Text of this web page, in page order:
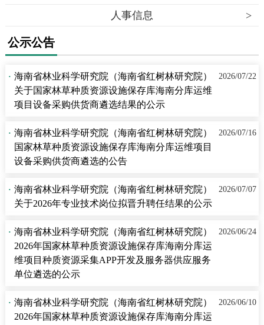
人事信息
>
公示公告
· 海南省林业科学研究院（海南省红树林研究院）
关于国家林草种质资源设施保存库海南分库运维
项目设备采购供货商遴选结果的公示
2026/07/22
· 海南省林业科学研究院（海南省红树林研究院）
国家林草种质资源设施保存库海南分库运维项目
设备采购供货商遴选的公告
2026/07/16
· 海南省林业科学研究院（海南省红树林研究院）
关于2026年专业技术岗位拟晋升聘任结果的公示
2026/07/07
· 海南省林业科学研究院（海南省红树林研究院）
2026年国家林草种质资源设施保存库海南分库运
维项目种质资源采集APP开发及服务器供应服务
单位遴选的公示
2026/06/24
· 海南省林业科学研究院（海南省红树林研究院）
2026年国家林草种质资源设施保存库海南分库运
2026/06/10